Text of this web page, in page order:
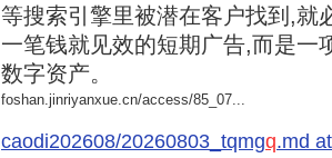
等搜索引擎里被潜在客户找到,就
一笔钱就见效的短期广告,而是一
数字资产。
foshan.jinriyanxue.cn/access/85_07...
caodi202608/20260803_tqmgq.md